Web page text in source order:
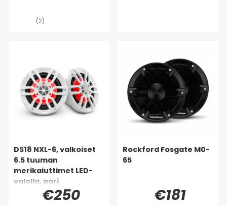
(2)
DS18 NXL-6, valkoiset
6.5 tuuman
merikaiuttimet LED-
valolla, pari
€250
Rockford Fosgate M0-
65
€181